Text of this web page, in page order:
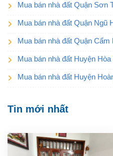
Mua bán nhà đất Quận Sơn
Mua bán nhà đất Quận Ngũ
Mua bán nhà đất Quận Cẩm
Mua bán nhà đất Huyện Hòa
Mua bán nhà đất Huyện
Tin mới nhất